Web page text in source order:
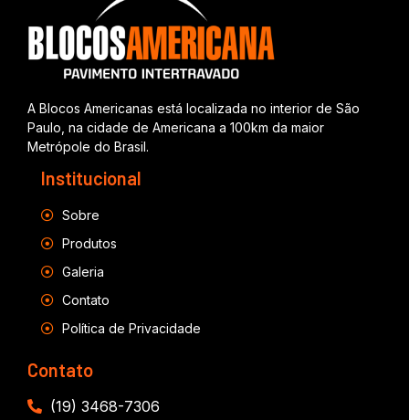
A Blocos Americanas está localizada no interior de São
Paulo, na cidade de Americana a 100km da maior
Metrópole do Brasil.
Institucional
Sobre
Produtos
Galeria
Contato
Política de Privacidade
Contato
(19) 3468-7306